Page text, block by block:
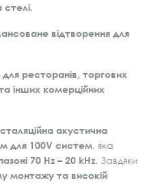
відтворення для
для ресторанів, торгових
інших комерційних
акустична
для 100V систем, яка
70 Hz – 20 kHz. Завдяки
монтажу та високій